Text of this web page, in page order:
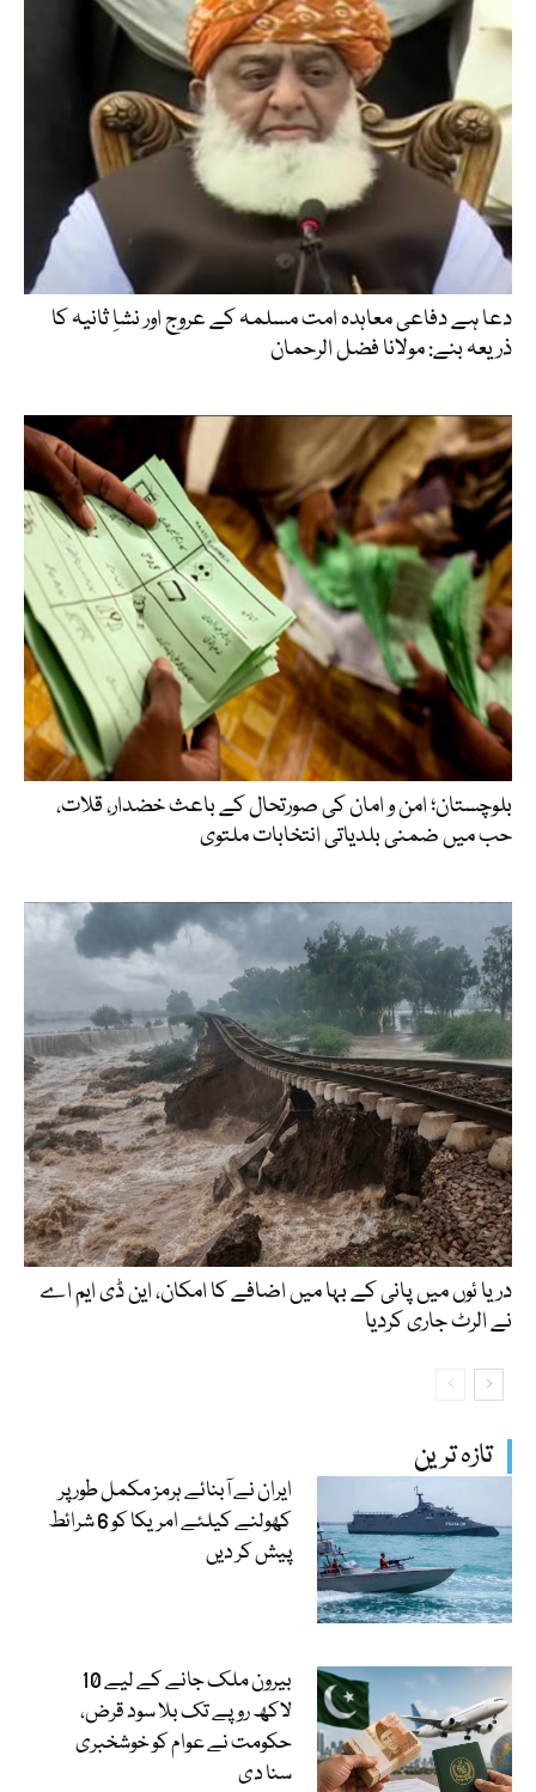
تازہ ترین
ایران نے آبنائے ہرمز مکمل طور پر
کھولنے کیلئے امریکا کو 6 شرائط
پیش کر دیں
بیرون ملک جانے کے لیے 10
لاکھ روپے تک بلا سود قرض،
حکومت نے عوام کو خوشخبری
سنا دی
دعا ہے دفاعی معاہدہ امت مسلمہ کے عروج اور نشاِ ثانیہ کا
ذریعہ بنے: مولانا فضل الرحمان
بلوچستان؛ امن و امان کی صورتحال کے باعث خضدار، قلات،
حب میں ضمنی بلدیاتی انتخابات ملتوی
دریا ئوں میں پانی کے بہا میں اضافے کا امکان، این ڈی ایم اے
نے الرٹ جاری کردیا